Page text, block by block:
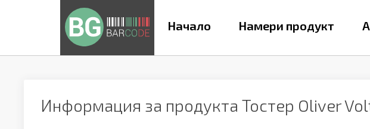
Начало Намери продукт
Информация за продуктаТостер Oliver